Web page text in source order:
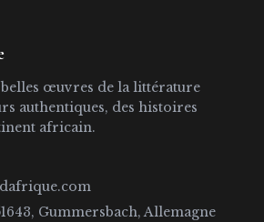
œuvres de la littérature
authentiques, des histoires
africain.
Gummersbach, Allemagne